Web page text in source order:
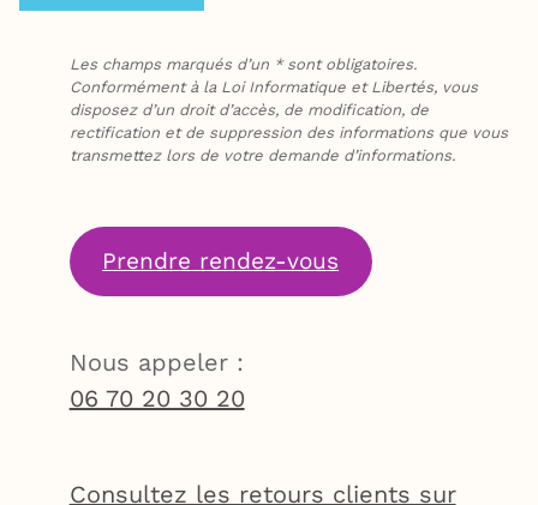
Les champs marqués d’un * sont obligatoires.
Conformément à la Loi Informatique et Libertés, vous
disposez d’un droit d’accès, de modification, de
rectification et de suppression des informations que vous
transmettez lors de votre demande d’informations.
Prendre rendez-vous
Nous appeler :
06 70 20 30 20
Consultez les retours clients sur